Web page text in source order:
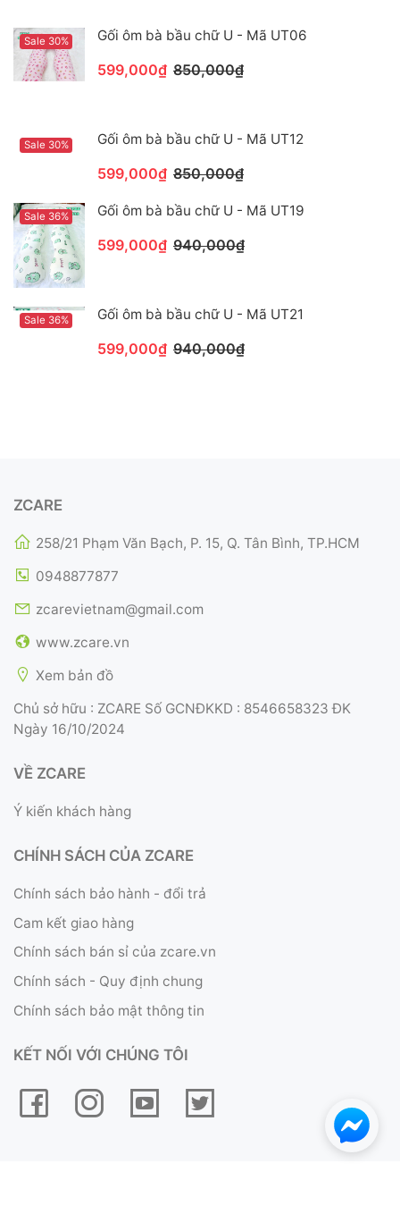
Sale 30% Gối ôm bà bầu chữ U - Mã UT06
599,000₫ 850,000₫
Sale 30% Gối ôm bà bầu chữ U - Mã UT12
599,000₫ 850,000₫
Sale 36% Gối ôm bà bầu chữ U - Mã UT19
Gối ôm bà bầu chữ U - Mã UT21
ZCARE
258/21 Phạm Văn Bạch, P. 15, Q. Tân Bình, TP.HCM
0948877877
zcarevietnam@gmail.com
www.zcare.vn
Xem bản đồ
Chủ sở hữu : ZCARE Số GCNĐKKD : 8546658323 ĐK
VỀ ZCARE
Chính sách bảo hành - đổi trả
Cam kết giao hàng
Chính sách bán sỉ của zcare.vn
Chính sách - Quy định chung